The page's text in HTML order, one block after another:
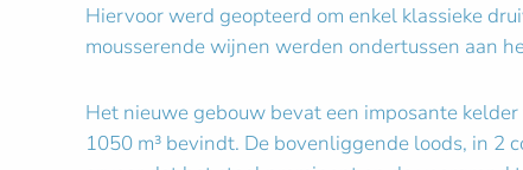
Hiervoor werd geopteerd om enkel klassieke
mousserende wijnen werden ondertussen aan
Het nieuwe gebouw bevat een imposante
1050 m³ bevindt. De bovenliggende loods, in